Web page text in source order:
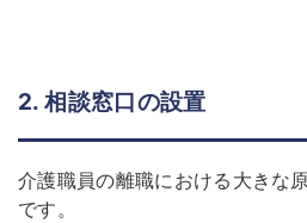
2. 相談窓口の設置
介護職員の離職における大きな
です。